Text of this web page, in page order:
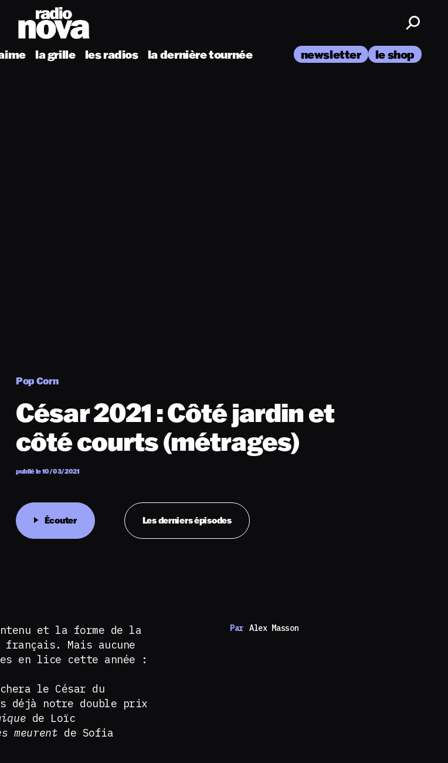
la grille les radios la dernière tournée newsletter le shop
Pop Corn
César 2021 : Côté jardin et
côté courts (métrages)
Écouter Les derniers épisodes
publié le 10/03/2021
et la forme de la
français. Mais aucune
en lice cette année :
le César du
déjà notre double prix
de Loïc
meurent de Sofia
Par Alex Masson